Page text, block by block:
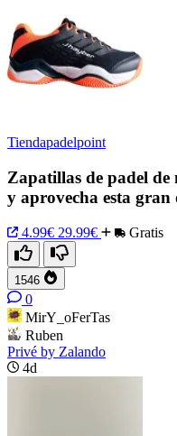
Tiendapadelpoint
Zapatillas de padel de
y aprovecha esta gran
4.99€ 29.99€ Gratis
1546
0
MirY_oFerTas
Ruben
Privé by Zalando
4d